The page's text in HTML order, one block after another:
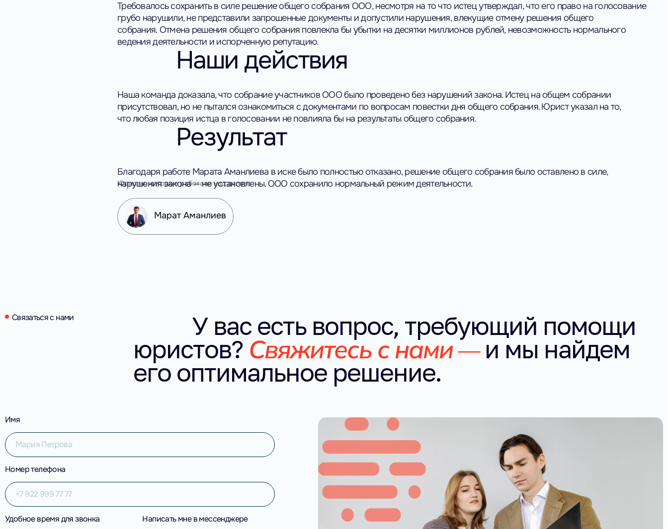
Требовалось сохранить в силе решение общего собрания ООО, несмотря на то что истец утверждал, что его право на голосование
грубо нарушили, не представили запрошенные документы и допустили нарушения, влекущие отмену решения общего
собрания. Отмена решения общего собрания повлекла бы убытки на десятки миллионов рублей, невозможность нормального
ведения деятельности и испорченную репутацию.
Наши действия
Наша команда доказала, что собрание участников ООО было проведено без нарушений закона. Истец на общем собрании
присутствовал, но не пытался ознакомиться с документами по вопросам повестки дня общего собрания. Юрист указал на то,
что любая позиция истца в голосовании не повлияла бы на результаты общего собрания.
Результат
Благодаря работе Марата Аманлиева в иске было полностью отказано, решение общего собрания было оставлено в силе,
нарушения закона — не установлены. ООО сохранило нормальный режим деятельности.
Юристы, которые работали над делом:
Марат Аманлиев
Связаться с нами У вас есть вопрос, требующий помощи
юристов? Свяжитесь с нами — и мы найдем
его оптимальное решение.
Имя
Номер телефона
Удобное время для звонка Написать мне в мессенджере